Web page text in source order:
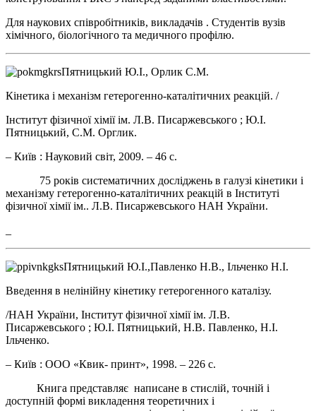
Для наукових співробітників, викладачів . Студентів вузів
хімічного, біологічного та медичного профілю.
Пятницький Ю.І., Орлик С.М.
Кінетика і механізм гетерогенно-каталітичних реакцій. /
Інститут фізичної хімії ім. Л.В. Писаржевського ; Ю.І.
Пятницький, С.М. Орглик.
– Київ : Науковий світ, 2009. – 46 с.
75 років систематичних досліджень в галузі кінетики і
механізму гетерогенно-каталітичних реакцій в Інституті
фізичної хімії ім.. Л.В. Писаржевського НАН України.
Пятницький Ю.І.,Павленко Н.В., Ільченко Н.І.
Введення в нелінійну кінетику гетерогенного каталізу.
/НАН України, Інститут фізичної хімії ім. Л.В.
Писаржевського ; Ю.І. Пятницький, Н.В. Павленко, Н.І.
Ільченко.
– Київ : ООО «Квик- принт», 1998. – 226 с.
Книга представляє написане в стислій, точній і
доступній формі викладення теоретичних і